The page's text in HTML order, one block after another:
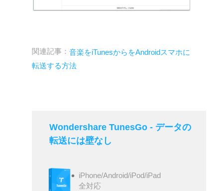
関連記事： 音楽をiTunesからをAndroidスマホに
転送する方法
Wondershare TunesGo - データの
転送には壁なし
iPhone/Android/iPod/iPad
全対応